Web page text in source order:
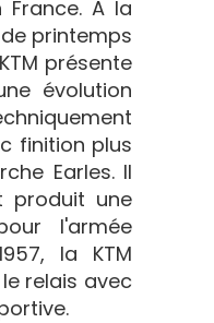
France. A la
printemps
présente
évolution
finition plus
Earles. Il
produit une
l'armée
la KTM
relais avec